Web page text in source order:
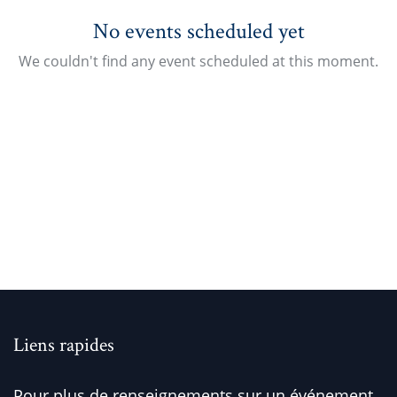
No events scheduled yet
We couldn't find any event scheduled at this moment.
Liens rapides